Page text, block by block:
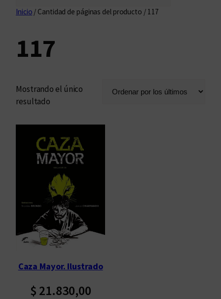
sInicio / Cantidad de páginas del producto / 117
117
Mostrando el único
resultado
Caza Mayor. Ilustrado
$ 21.830,00